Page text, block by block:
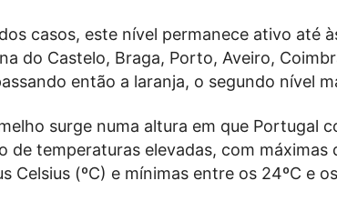
casos, este nível permanece ativo até
do Castelo, Braga, Porto, Aveiro,
então a laranja, o segundo nível
surge numa altura em que Portugal
de temperaturas elevadas, com máximas
Celsius (ºC) e mínimas entre os 24ºC e